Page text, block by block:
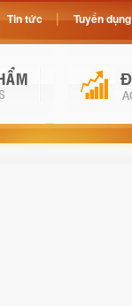
Tin tức Tuyển dụng